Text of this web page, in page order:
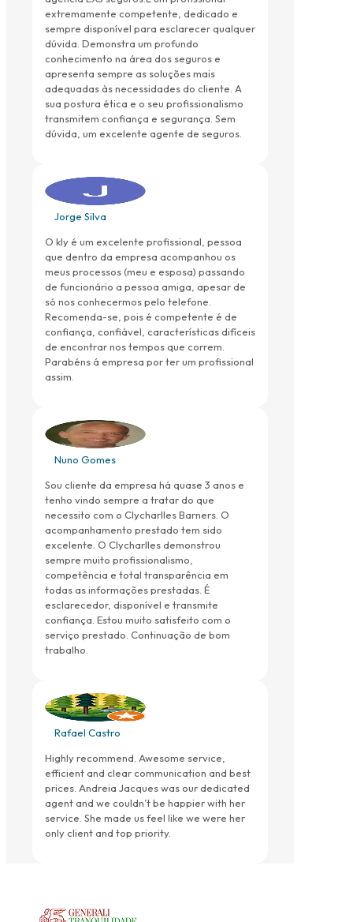
extremamente competente, dedicado e
sempre disponível para esclarecer qualquer
dúvida. Demonstra um profundo
conhecimento na área dos seguros e
apresenta sempre as soluções mais
adequadas às necessidades do cliente. A
sua postura ética e o seu profissionalismo
transmitem confiança e segurança. Sem
dúvida, um excelente agente de seguros.
Jorge Silva
O kly é um excelente profissional, pessoa
que dentro da empresa acompanhou os
meus processos (meu e esposa) passando
de funcionário a pessoa amiga, apesar de
só nos conhecermos pelo telefone.
Recomenda-se, pois é competente é de
confiança, confiável, características difíceis
de encontrar nos tempos que correm.
Parabéns á empresa por ter um profissional
assim.
Nuno Gomes
Sou cliente da empresa há quase 3 anos e
tenho vindo sempre a tratar do que
necessito com o Clycharlles Barners. O
acompanhamento prestado tem sido
excelente. O Clycharlles demonstrou
sempre muito profissionalismo,
competência e total transparência em
todas as informações prestadas. É
esclarecedor, disponível e transmite
confiança. Estou muito satisfeito com o
serviço prestado. Continuação de bom
trabalho.
Rafael Castro
Highly recommend. Awesome service,
efficient and clear communication and best
prices. Andreia Jacques was our dedicated
agent and we couldn’t be happier with her
service. She made us feel like we were her
only client and top priority.